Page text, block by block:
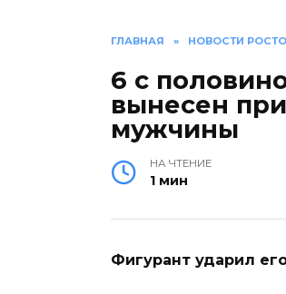
ГЛАВНАЯ » НОВОСТИ
6 с
вынесен
мужчины
НА ЧТЕНИЕ
1 мин
Фигурант ударил